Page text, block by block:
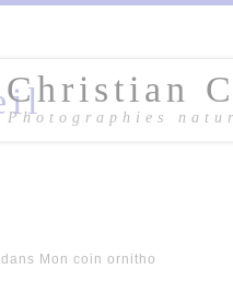
Christian
Photographies
dans Mon coin ornitho